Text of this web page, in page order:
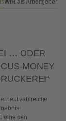
WIR als Arbeitgeber
… ODER
MONEY
zahlreiche
den